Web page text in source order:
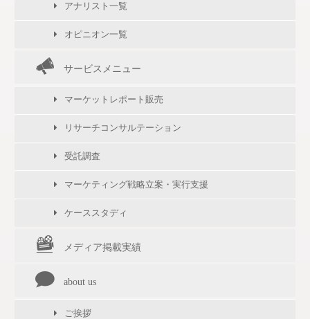
アナリスト一覧
オピニオン一覧
サービスメニュー
マーケットレポート販売
リサーチコンサルテーション
受託調査
マーケティング戦略立案・実行支援
ケーススタディ
メディア掲載実績
about us
ご挨拶